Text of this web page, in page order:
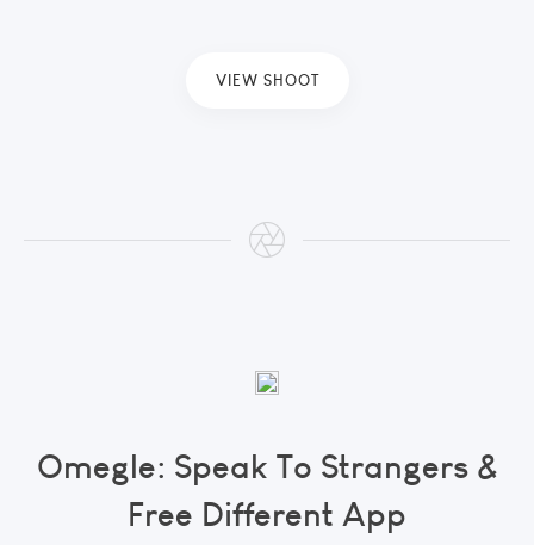
VIEW SHOOT
Omegle: Speak To Strangers &
Free Different App